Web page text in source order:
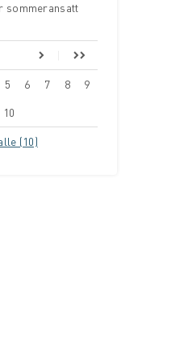
sommeransatt
5 6 7 8 9
10
(10)